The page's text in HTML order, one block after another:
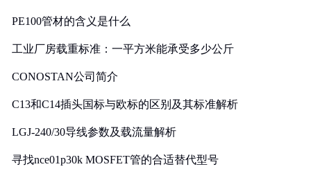
PE100管材的含义是什么
工业厂房载重标准：一平方米能承受多少公斤
CONOSTAN公司简介
C13和C14插头国标与欧标的区别及其标准解析
LGJ-240/30导线参数及载流量解析
寻找nce01p30k MOSFET管的合适替代型号